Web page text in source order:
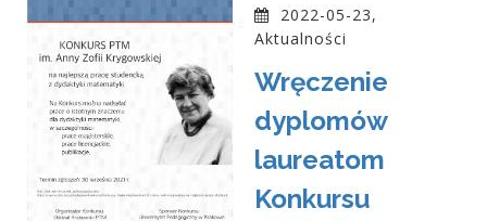
2022-05-23,
Aktualności
Wręczenie
dyplomów
laureatom
Konkursu